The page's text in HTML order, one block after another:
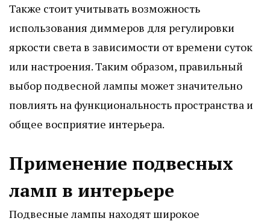
Также стоит учитывать возможность
использования диммеров для регулировки
яркости света в зависимости от времени суток
или настроения. Таким образом, правильный
выбор подвесной лампы может значительно
повлиять на функциональность пространства и
общее восприятие интерьера.
Применение подвесных
ламп в интерьере
Подвесные лампы находят широкое